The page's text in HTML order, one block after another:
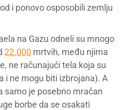
i ponovo osposobili zemlju
na Gazu odneli su mnogo
22.000 mrtvih, među njima
ne računajući tela koja su
i ne mogu biti izbrojana). A
samo je posebno mračan
borbe da se osakati